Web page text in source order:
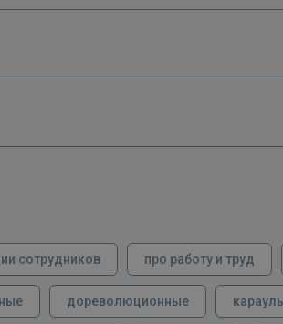
сотрудников про работу и труд
дореволюционные